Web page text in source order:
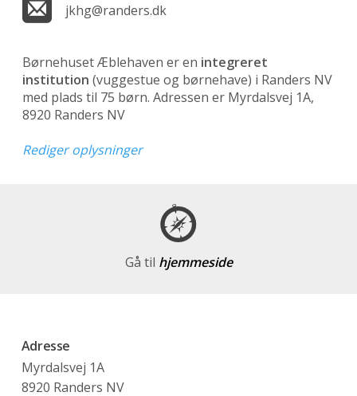
jkhg@randers.dk
Børnehuset Æblehaven er en integreret
institution (vuggestue og børnehave) i Randers NV
med plads til 75 børn. Adressen er Myrdalsvej 1A,
8920 Randers NV
Rediger oplysninger
Gå til hjemmeside
Adresse
Myrdalsvej 1A
8920 Randers NV